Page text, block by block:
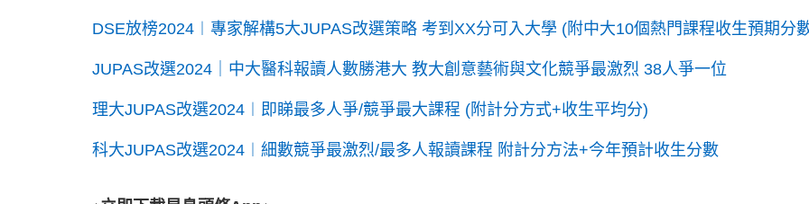
DSE放榜2024︱專家解構5大JUPAS改選策略 考到XX分可入大學 (附中大10個熱門課程收生預期分
JUPAS改選2024｜中大醫科報讀人數勝港大 教大創意藝術與文化競爭最激烈 38人爭一位
理大JUPAS改選2024︱即睇最多人爭/競爭最大課程 (附計分方式+收生平均分)
科大JUPAS改選2024︱細數競爭最激烈/最多人報讀課程 附計分方法+今年預計收生分數